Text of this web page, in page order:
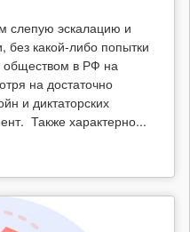
слепую эскалацию и
без какой-либо попытки
обществом в РФ на
на достаточно
и диктаторских
Также характерно...